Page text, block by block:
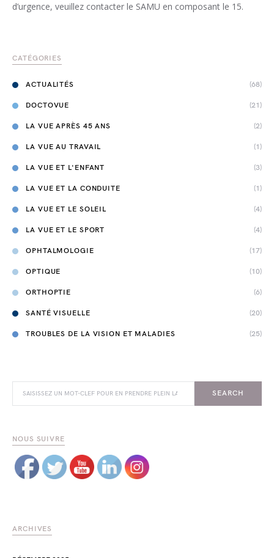
d’urgence, veuillez contacter le SAMU en composant le 15.
CATÉGORIES
ACTUALITÉS (68)
DOCTOVUE (21)
LA VUE APRÈS 45 ANS (2)
LA VUE AU TRAVAIL (1)
LA VUE ET L'ENFANT (3)
LA VUE ET LA CONDUITE (1)
LA VUE ET LE SOLEIL (4)
LA VUE ET LE SPORT (4)
OPHTALMOLOGIE (17)
OPTIQUE (10)
ORTHOPTIE (6)
SANTÉ VISUELLE (20)
TROUBLES DE LA VISION ET MALADIES (25)
SEARCH
NOUS SUIVRE
ARCHIVES